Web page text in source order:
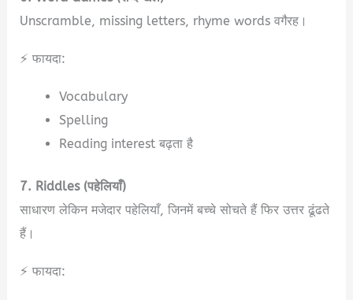
Unscramble, missing letters, rhyme words वगैरह।
⚡ फायदा:
Vocabulary
Spelling
Reading interest बढ़ता है
7. Riddles (पहेलियाँ)
साधारण लेकिन मजेदार पहेलियाँ, जिनमें बच्चे सोचते हैं फिर उत्तर ढूंढते
हैं।
⚡ फायदा: